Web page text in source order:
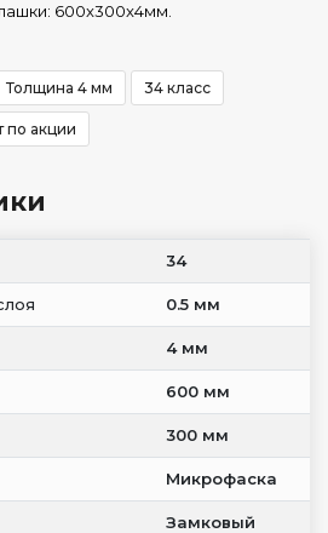
600x300x4мм.
Толщина 4 мм 34 класс
по акции
34
0.5 мм
4 мм
600 мм
300 мм
Микрофаска
Замковый